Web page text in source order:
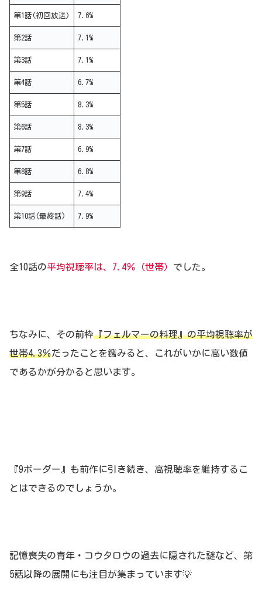
第1話(初回放送) 7.6%
第2話 7.1%
第3話 7.1%
第4話 6.7%
第5話 8.3%
第6話 8.3%
第7話 6.9%
第8話 6.8%
第9話 7.4%
第10話(最終話) 7.9%
全10話の平均視聴率は、7.4％（世帯） でした。
ちなみに、その前枠『フェルマーの料理』の平均視聴率が
世帯4.3％だったことを鑑みると、これがいかに高い数値
であるかが分かると思います。
『9ボーダー』も前作に引き続き、高視聴率を維持するこ
とはできるのでしょうか。
記憶喪失の青年・コウタロウの過去に隠された謎など、第
5話以降の展開にも注目が集まっています💡